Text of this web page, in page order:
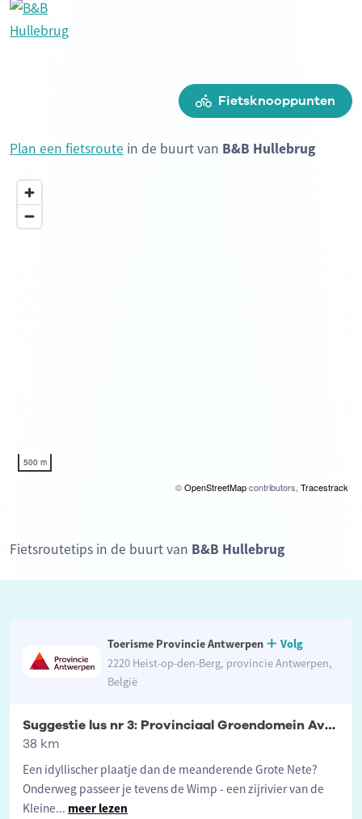
Fietsknooppunten
Plan een fietsroute in de buurt van B&B Hullebrug
500 m
©OpenStreetMapcontributors, Tracestrack
Fietsroutetips in de buurt van B&B Hullebrug
Toerisme Provincie Antwerpen
Volg
2220 Heist-op-den-Berg, provincie Antwerpen,
België
Suggestie lus nr 3: Provinciaal Groendomein Averegten
38 km
Een idyllischer plaatje dan de meanderende Grote Nete?
Onderweg passeer je tevens de Wimp - een zijrivier van de
Kleine... meer lezen